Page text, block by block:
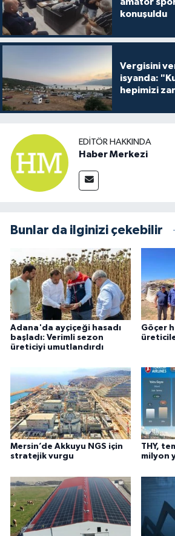
amatör
konuşuldu
Vergisini
isyanda:
hepimizi
EDITÖR HAKKINDA
Haber Merkezi
Bunlar da ilginizi çekebilir
Adana'da ayçiçeği hasadı
başladı: Verimli sezon
üreticiyi umutlandırdı
Göçer
Mersin’de Akkuyu NGS için
stratejik vurgu
THY,
milyon